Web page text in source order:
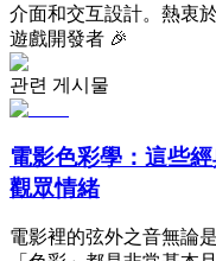
介面和交互設計。熱衷
遊戲開發者 🎉
관련 게시물
電影色彩學：這些
觀眾情緒
電影裡的弦外之音無論